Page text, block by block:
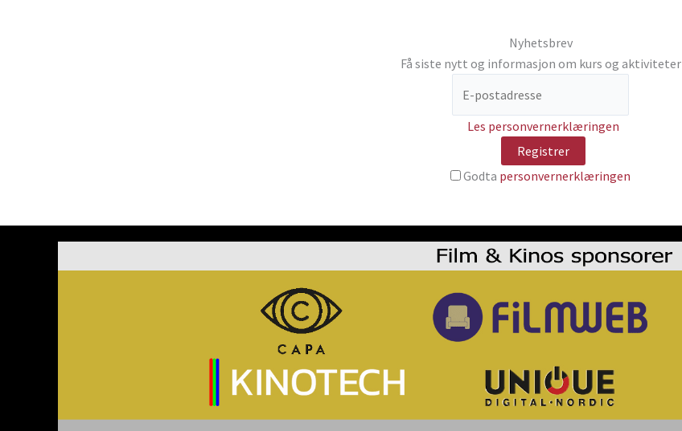
Nyhetsbrev
Få siste nytt og informasjon om kurs og aktiviteter
Les personvernerklæringen
Godta personvernerklæringen